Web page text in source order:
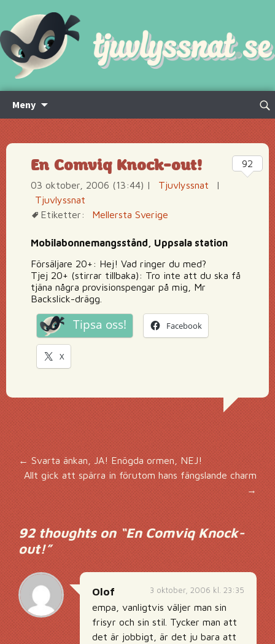
Meny
innehåll
Sök
En Comviq Knock-out!
03 oktober, 2006 (13:44) | Tjuvlyssnat
|
Tjuvlyssnat
Etiketter:
Mellersta Sverige
Mobilabonnemangsstånd, Uppsala station
Försäljare 20+: Hej! Vad ringer du med?
Tjej 20+ (stirrar tillbaka): Tro inte att du ska få
tjäna några provisionspengar på mig, Mr
Backslick-drägg.
Tipsa oss! Facebook
X
92
Inläggsnavigering
←Svarta änkan, JA! Enögda ormen, NEJ!
Allt gick att spärra in förutom hans fängslande charm
→
92 thoughts on “En Comviq Knock-
out!”
3 oktober, 2006 kl. 23:35
Olof
empa, vanligtvis väljer man sin
frisyr och sin stil. Tycker man att
det är jobbigt, är det ju bara att